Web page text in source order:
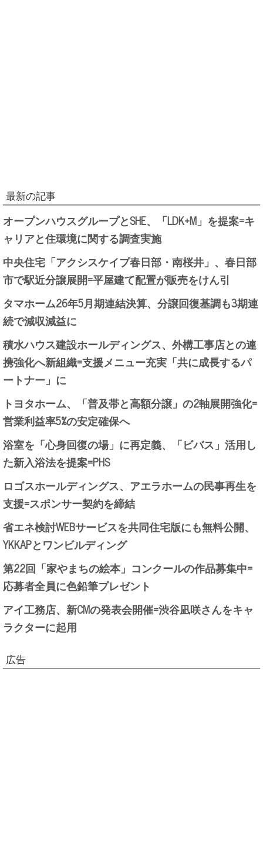
最新の記事
オープンハウスグループとSHE、「LDK+M」を提案=キ
ャリアと住環境に関する調査実施
中央住宅「アクシスケイプ春日部・南桜井」、春日部
市で駅近分譲展開=平屋建て配置が販売をけん引
タマホーム26年5月期連結決算、分譲回復基調も3期連
続で減収減益に
積水ハウス建設ホールディングス、外構工事店との連
携強化へ新組織=支援メニュー充実「共に成長するパ
ートナー」に
トヨタホーム、「普及帯と高額分譲」の2軸展開強化=
営業利益率5%の安定確保へ
浴室を「心身回復の場」に再定義、「ビバス」活用し
た新入浴法を提案=PHS
ロゴスホールディングス、アエラホームの民事再生を
支援=スポンサー契約を締結
省エネ検討WEBサービスを共同住宅版にも無料公開、
YKKAPとワンビルディング
第22回「家やまちの絵本」コンクールの作品募集中=
応募者全員に色鉛筆プレゼント
アイ工務店、新CMの発表会開催=渋谷凪咲さんをキャ
ラクターに起用
広告